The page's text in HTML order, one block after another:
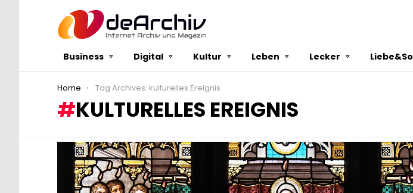
Business Digital Kultur Leben Lecker Liebe&So
You are here:
Home Tag Archives: kulturelles Ereignis
KULTURELLES EREIGNIS
LATEST
STORIES